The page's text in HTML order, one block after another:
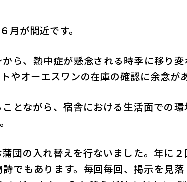
月が間近です。
ら、熱中症が懸念される時季に移り変
やオーエスワンの在庫の確認に余念が
とながら、宿舎における生活面での
団の入れ替えを行ないました。年に２
でもあります。毎回毎回、掲示を見落